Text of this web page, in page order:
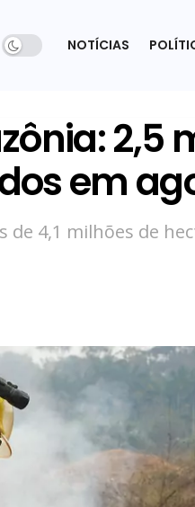
NOTÍCIAS
2,5
em
de 4,1 milhões de